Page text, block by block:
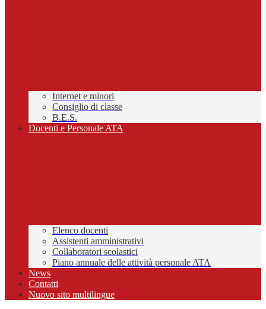
Internet e minori
Consiglio di classe
B.E.S.
Docenti e Personale ATA
Elenco docenti
Assistenti amministrativi
Collaboratori scolastici
Piano annuale delle attività personale ATA
News
Contatti
Nuovo sito multilingue